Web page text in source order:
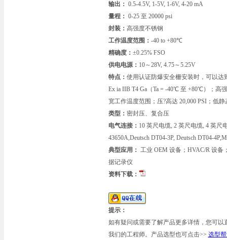
输出： 0.5-4.5V, 1-5V, 1-6V, 4-20 mA
量程： 0-25 至 20000 psi
封装： 高强度不锈钢
工作温度范围： -40 to +80℃
精确度： ±0.25% FSO
供电电源： 10～28V, 4.75～5.25V
特点： 使用认证防爆安全栅安装时，可以达
Ex ia IIB T4 Ga（Ta = -40℃ 至 +80℃）；高
宽工作温度范围；压?高达 20,000 PSI；低
类型： 密封压、复合压
电气连接： 10 英尺电缆, 2 英尺电缆, 4 英尺
43650A,Deutsch DT04-3P, Deutsch DT04-
典型应用： 工业 OEM 设备；HVAC/R 设
据记录仪
资料下载：
提示：
如有疑问或需要了解产品更多详情，您可以
我们的工程师。产品选型也可点击>> 选型